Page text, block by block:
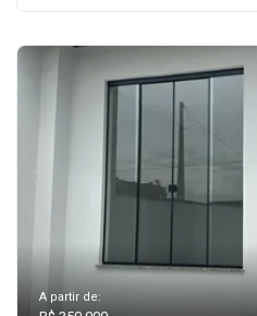
A partir de: